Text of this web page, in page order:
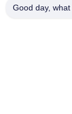
Good day,